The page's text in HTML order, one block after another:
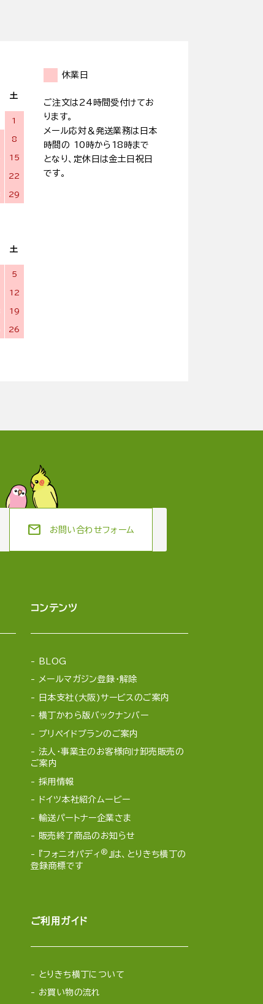
土
1
8
15
22
29
土
5
12
19
26
休業日
ご注文は24時間受付けてお
ります。
メール応対＆発送業務は日本
時間の 10時から18時まで
となり、定休日は金土日祝日
です。
mail お問い合わせフォーム
コンテンツ
BLOG
メールマガジン登録・解除
日本支社(大阪)サービスのご案内
横丁かわら版バックナンバー
プリペイドプランのご案内
法人・事業主のお客様向け卸売販売の
ご案内
採用情報
ドイツ本社紹介ムービー
輸送パートナー企業さま
販売終了商品のお知らせ
『フォニオパディ ® 』は、とりきち横丁の
登録商標です
ご利用ガイド
とりきち横丁について
お買い物の流れ